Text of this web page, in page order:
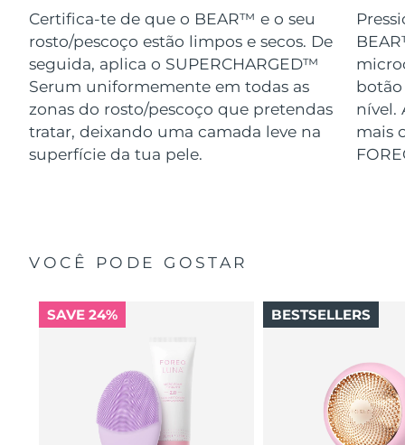
Certifica-te de que o BEAR™ e o seu
rosto/pescoço estão limpos e secos. De
seguida, aplica o SUPERCHARGED™
Serum uniformemente em todas as
zonas do rosto/pescoço que pretendas
tratar, deixando uma camada leve na
superfície da tua pele.
nível.
mais
VOCÊ PODE GOSTAR
SAVE 24% BESTSELLERS